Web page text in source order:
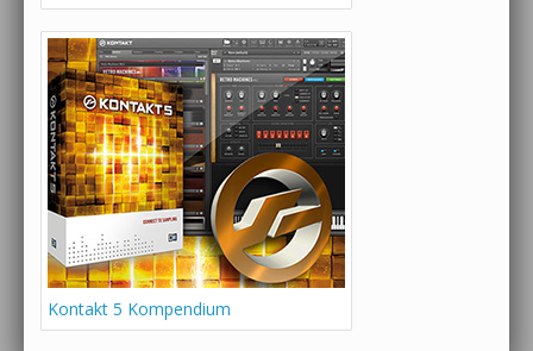
Kontakt 5 Kompendium